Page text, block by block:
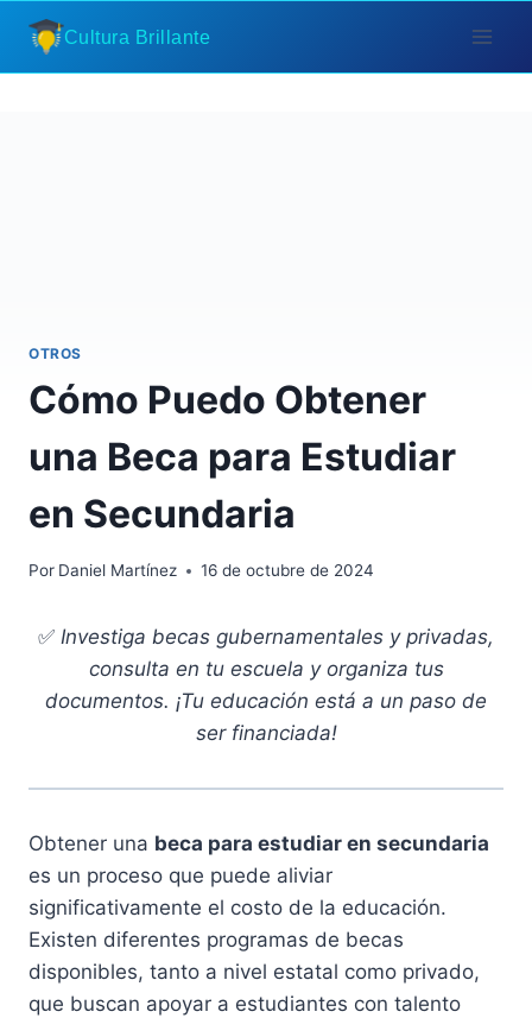
Saltar
contenido
Cultura Brillante
OTROS
Cómo Puedo Obtener
una Beca para Estudiar
en Secundaria
Por Daniel Martínez 16 de octubre de 2024
✅ Investiga becas gubernamentales y privadas,
consulta en tu escuela y organiza tus
documentos. ¡Tu educación está a un paso de
ser financiada!
Obtener una beca para estudiar en secundaria
es un proceso que puede aliviar
significativamente el costo de la educación.
Existen diferentes programas de becas
disponibles, tanto a nivel estatal como privado,
que buscan apoyar a estudiantes con talento